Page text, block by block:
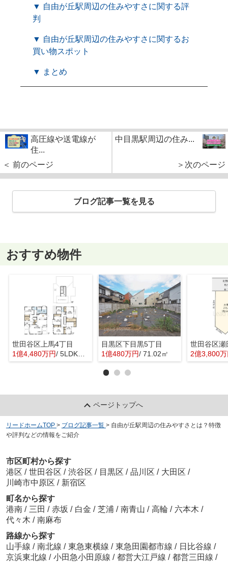
▼ 自由が丘駅周辺の住みやすさに関する評
判
▼ 自由が丘駅周辺の住みやすさに関するお
買い物スポット
▼ まとめ
高圧線や送電線が
住...
＜ 前のページ
中目黒駅周辺の住み...
＞次のページ
ブログ記事一覧を見る
おすすめ物件
世田谷区上馬4丁目
1億4,480万円/ 5LDK＋1S(納戸)
目黒区下目黒5丁目
1億480万円/ 71.02㎡
世田谷区瀬
2億3,800
ページトップへ
リードホームTOP > ブログ記事一覧 > 自由が丘駅周辺の住みやすさとは？特徴
や評判などの情報をご紹介
市区町村から探す
港区 / 世田谷区 / 渋谷区 / 目黒区 / 品川区 / 大田区 /
川崎市中原区 / 新宿区
町名から探す
港南 / 三田 / 赤坂 / 白金 / 芝浦 / 南青山 / 高輪 / 六本木 /
代々木 / 南麻布
路線から探す
山手線 / 南北線 / 東急東横線 / 東急田園都市線 / 日比谷線 /
京浜東北線 / 小田急小田原線 / 都営大江戸線 / 都営三田線 /